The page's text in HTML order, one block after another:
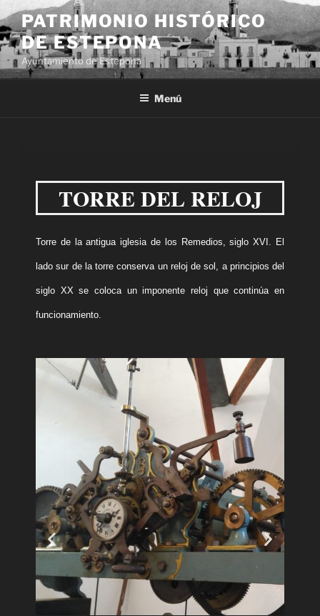
PATRIMONIO HISTÓRICO
DE ESTEPONA
Ayuntamiento de Estepona
Menú
TORRE DEL RELOJ
Torre de la antigua iglesia de los Remedios,siglo XVI El
lado sur de la torre conserva un reloj de sol, aprincipios del
siglo XX se coloca un imponente reloj que continúa en
funcionamiento.